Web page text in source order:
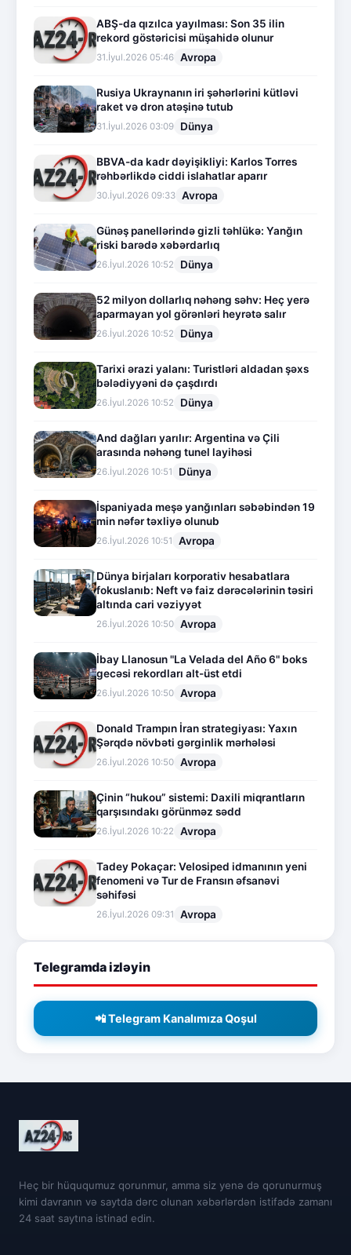
ABŞ-da qızılca yayılması: Son 35 ilin
rekord göstəricisi müşahidə olunur
31.İyul.2026 05:46 Avropa
Rusiya Ukraynanın iri şəhərlərini kütləvi
raket və dron atəşinə tutub
31.İyul.2026 03:09 Dünya
BBVA-da kadr dəyişikliyi: Karlos Torres
rəhbərlikdə ciddi islahatlar aparır
30.İyul.2026 09:33 Avropa
Günəş panellərində gizli təhlükə: Yanğın
riski barədə xəbərdarlıq
26.İyul.2026 10:52 Dünya
52 milyon dollarlıq nəhəng səhv: Heç yerə
aparmayan yol görənləri heyrətə salır
26.İyul.2026 10:52 Dünya
Tarixi ərazi yalanı: Turistləri aldadan şəxs
bələdiyyəni də çaşdırdı
26.İyul.2026 10:52 Dünya
And dağları yarılır: Argentina və Çili
arasında nəhəng tunel layihəsi
26.İyul.2026 10:51 Dünya
İspaniyada meşə yanğınları səbəbindən 19
min nəfər təxliyə olunub
26.İyul.2026 10:51 Avropa
Dünya birjaları korporativ hesabatlara
fokuslanıb: Neft və faiz dərəcələrinin təsiri
altında cari vəziyyət
26.İyul.2026 10:50 Avropa
İbay Llanosun "La Velada del Año 6" boks
gecəsi rekordları alt-üst etdi
26.İyul.2026 10:50 Avropa
Donald Trampın İran strategiyası: Yaxın
Şərqdə növbəti gərginlik mərhələsi
26.İyul.2026 10:50 Avropa
Çinin “hukou” sistemi: Daxili miqrantların
qarşısındakı görünməz sədd
26.İyul.2026 10:22 Avropa
Tadey Pokaçar: Velosiped idmanının yeni
fenomeni və Tur de Fransın əfsanəvi
səhifəsi
26.İyul.2026 09:31 Avropa
Telegramda izləyin
📲 Telegram Kanalımıza Qoşul
Heç bir hüququmuz qorunmur, amma siz yenə də qorunurmuş
kimi davranın və saytda dərc olunan xəbərlərdən istifadə zamanı
24 saat saytına istinad edin.